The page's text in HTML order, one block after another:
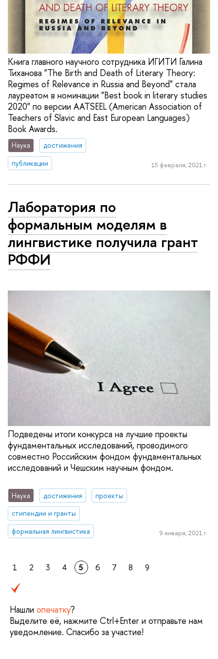
Книга главного научного сотрудника ИГИТИ Галина
Тиханова "The Birth and Death of Literary Theory:
Regimes of Relevance in Russia and Beyond" стала
лауреатом в номинации "Best book in literary studies
2020" по версии AATSEEL (American Association of
Teachers of Slavic and East European Languages)
Book Awards.
Наука
достижения
публикации
15 февраля, 2021 г.
Лаборатория по
формальным моделям в
лингвистике получила грант
РФФИ
Подведены итоги конкурса на лучшие проекты
фундаментальных исследований, проводимого
совместно Российским фондом фундаментальных
исследований и Чешским научным фондом.
Наука достижения
проекты
стипендии и гранты
формальная лингвистика
9 января, 2021 г.
1 2 3 4 5 6 7 8 9
Нашли опечатку?
Выделите её, нажмите Ctrl+Enter и отправьте нам
уведомление. Спасибо за участие!